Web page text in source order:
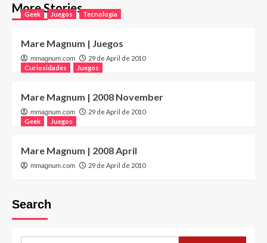
More Stories
Geek Juegos Tecnología
Mare Magnum | Juegos
mmagnum.com
29 de April de 2010
Curiosidades
Juegos
Mare Magnum | 2008 November
mmagnum.com
29 de April de 2010
Geek
Juegos
Mare Magnum | 2008 April
mmagnum.com 29 de April de 2010
Search